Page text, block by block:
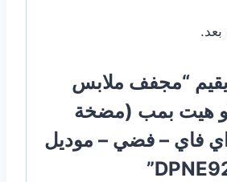
“مجفف ملابس
9 كيلو هيت بمب (مضخة
فاي – فضي – موديل